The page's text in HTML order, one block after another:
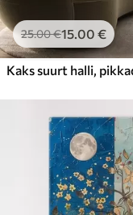
25.00€15.00 €